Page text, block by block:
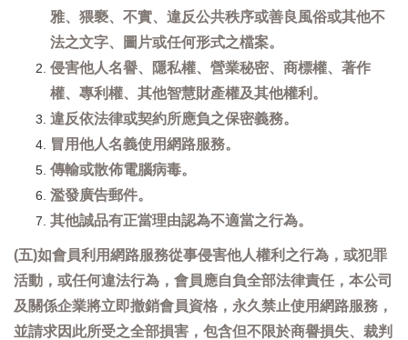
雅、猥褻、不實、違反公共秩序或善良風俗或其他不
法之文字、圖片或任何形式之檔案。
侵害他人名譽、隱私權、營業秘密、商標權、著作
權、專利權、其他智慧財產權及其他權利。
違反依法律或契約所應負之保密義務。
冒用他人名義使用網路服務。
傳輸或散佈電腦病毒。
濫發廣告郵件。
其他誠品有正當理由認為不適當之行為。
(五)如會員利用網路服務從事侵害他人權利之行為，或犯罪
活動，或任何違法行為，會員應自負全部法律責任，本公司
及關係企業將立即撤銷會員資格，永久禁止使用網路服務，
並請求因此所受之全部損害，包含但不限於商譽損失、裁判